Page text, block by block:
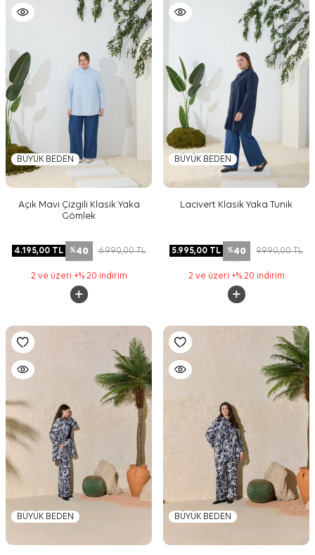
BÜYÜK BEDEN
Açık Mavi Çizgili Klasik Yaka
Gömlek
4.195,00TL %40 6.990,00TL
2 ve üzeri +% 20 indirim
BÜYÜK BEDEN
Lacivert Klasik Yaka Tunik
5.995,00 TL %40 9.990,00TL
2 ve üzeri +% 20 indirim
BÜYÜK BEDEN BÜYÜK BEDEN